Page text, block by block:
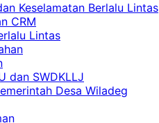
Keselamatan Berlalu Lintas
CRM
Lintas
dan SWDKLLJ
Desa Wiladeg